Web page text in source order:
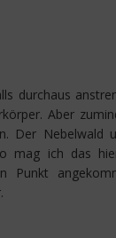
durchaus
Aber
Der Nebelwald
mag ich das
Punkt